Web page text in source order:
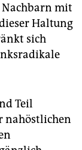
mit
Haltung
sich
Teil
nahöstlichen